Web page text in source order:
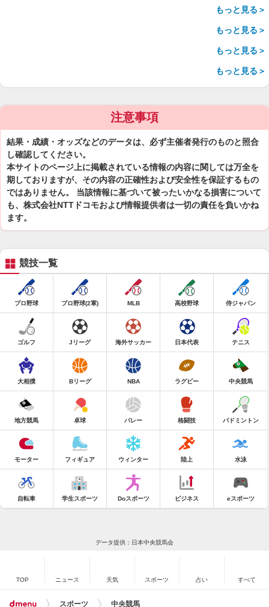
もっと見る＞
もっと見る＞
もっと見る＞
もっと見る＞
注意事項
結果・成績・オッズなどのデータは、必ず主催者発行のものと照合
し確認してください。
本サイトのページ上に掲載されている情報の内容に関しては万全を
期しておりますが、その内容の正確性および安全性を保証するもの
ではありません。 当該情報に基づいて被ったいかなる損害について
も、株式会社NTTドコモおよび情報提供者は一切の責任を負いかね
ます。
競技一覧
プロ野球 プロ野球(2軍) MLB 高校野球 侍ジャパン
ゴルフ Jリーグ 海外サッカー 日本代表 テニス
大相撲 Bリーグ NBA ラグビー 中央競馬
地方競馬 卓球 バレー 格闘技 バドミントン
モーター フィギュア ウィンター 陸上 水泳
自転車 学生スポーツ Doスポーツ ビジネス eスポーツ
データ提供：日本中央競馬会
TOP ニュース 天気 スポーツ 占い すべて
スポーツ 中央競馬